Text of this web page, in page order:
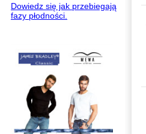
Dowiedz się jak przebiegają
fazy płodności.